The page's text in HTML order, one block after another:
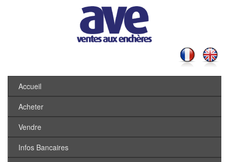
Accueil
Acheter
Vendre
Infos Bancaires